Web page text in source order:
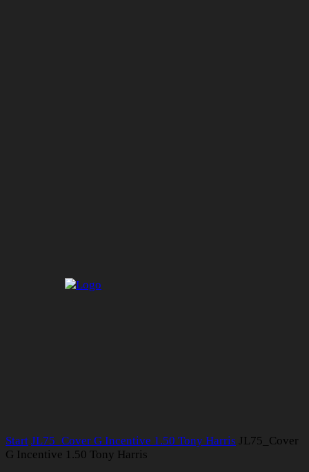
Start JL75_Cover G Incentive 1.50 Tony Harris JL75_Cover
G Incentive 1.50 Tony Harris